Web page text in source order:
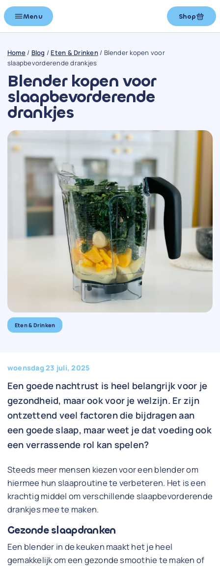
Menu Shop
Home/ Blog / Eten & Drinken/ Blender kopen voor
slaapbevorderende drankjes
Blender kopen voor
slaapbevorderende
drankjes
Eten & Drinken
woensdag 23 juli, 2025
Een goede nachtrust is heel belangrijk voor je
gezondheid, maar ook voor je welzijn. Er zijn
ontzettend veel factoren die bijdragen aan
een goede slaap, maar weet je dat voeding ook
een verrassende rol kan spelen?
Steeds meer mensen kiezen voor een blender om
hiermee hun slaaproutine te verbeteren. Het is een
krachtig middel om verschillende slaapbevorderende
drankjes mee te maken.
Gezonde slaapdranken
Een blender in de keuken maakt het je heel
gemakkelijk om een gezonde smoothie te maken of